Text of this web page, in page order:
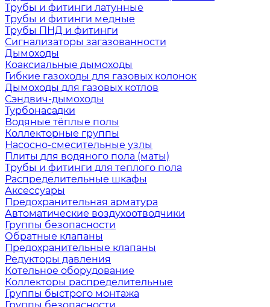
Трубы и фитинги латунные
Трубы и фитинги медные
Трубы ПНД и фитинги
Сигнализаторы загазованности
Дымоходы
Коаксиальные дымоходы
Гибкие газоходы для газовых колонок
Дымоходы для газовых котлов
Сэндвич-дымоходы
Турбонасадки
Водяные тёплые полы
Коллекторные группы
Насосно-смесительные узлы
Плиты для водяного пола (маты)
Трубы и фитинги для теплого пола
Распределительные шкафы
Аксессуары
Предохранительная арматура
Автоматические воздухоотводчики
Группы безопасности
Обратные клапаны
Предохранительные клапаны
Редукторы давления
Котельное оборудование
Коллекторы распределительные
Группы быстрого монтажа